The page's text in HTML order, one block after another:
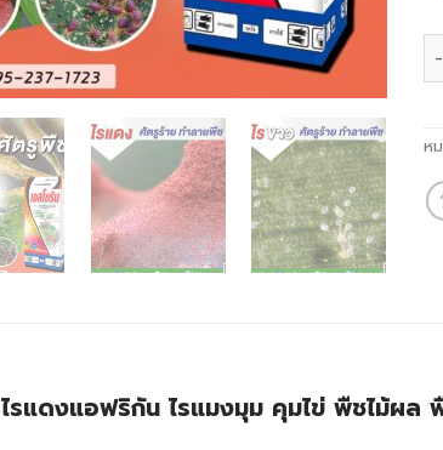
ห
รแดงแอฟริกัน ไรแมงมุม คุมไข่ พืชไม้ผ